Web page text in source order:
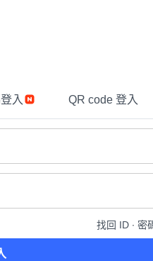
入 QR code 登入
找回 ID ∙ 密